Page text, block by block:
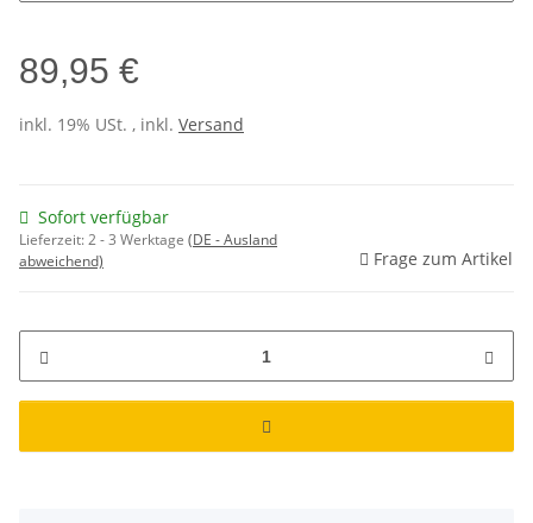
89,95 €
inkl. 19% USt. , inkl. Versand
Sofort verfügbar
Lieferzeit:2 - 3 Werktage (DE - Ausland
abweichend)
Frage zum Artikel